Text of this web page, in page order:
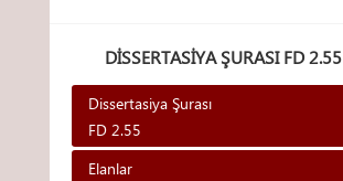
DISSERTASIYA ŞURASI FD 2.55
Dissertasiya Şurası
FD 2.55
Elanlar